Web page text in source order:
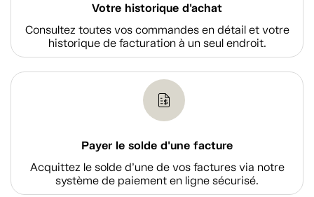
Votre historique d'achat
Consultez toutes vos commandes en détail et votre
historique de facturation à un seul endroit.
Payer le solde d'une facture
Acquittez le solde d’une de vos factures via notre
système de paiement en ligne sécurisé.